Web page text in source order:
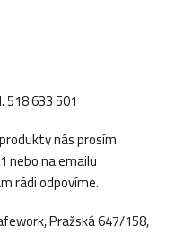
633 501
nás prosím
nebo na emailu
rádi odpovíme.
Pražská 647/158,